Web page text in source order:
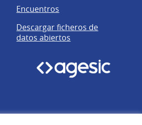
Encuentros
Descargar ficheros de
datos abiertos